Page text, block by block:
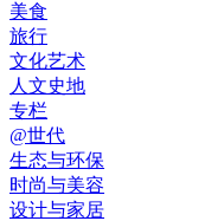
美食
旅行
文化艺术
人文史地
专栏
@世代
生态与环保
时尚与美容
设计与家居